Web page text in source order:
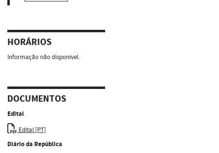
HORÁRIOS
Informação não disponível.
DOCUMENTOS
Edital
Edital [PT]
Diário da República